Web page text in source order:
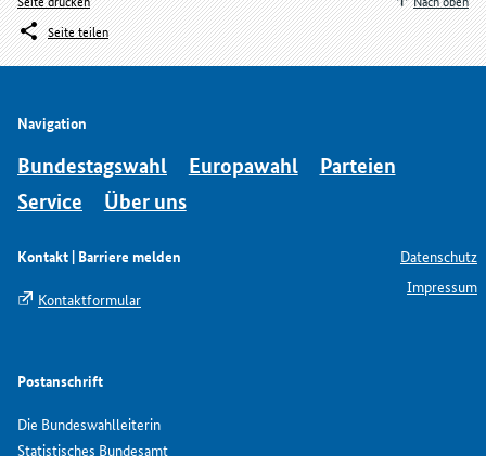
Seite teilen
Navigation
Bundestagswahl Europawahl
Parteien
Service
Über uns
Kontakt | Barriere melden
Kontaktformular
Postanschrift
Die Bundeswahlleiterin
Statistisches Bundesamt
Datenschutz
Impressum